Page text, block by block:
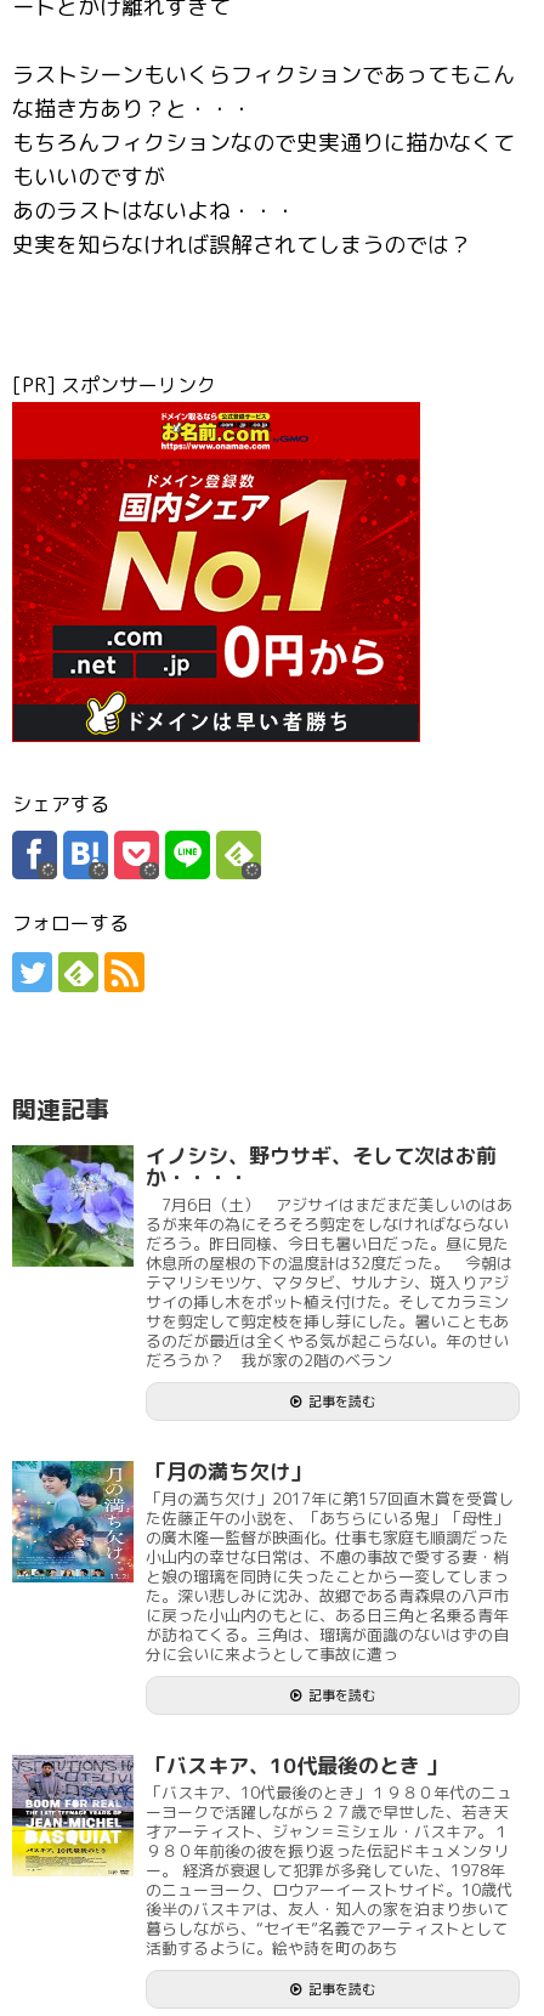
ートとかけ離れすぎて
ラストシーンもいくらフィクションであってもこん
な描き方あり？と・・・
もちろんフィクションなので史実通りに描かなくて
もいいのですが
あのラストはないよね・・・
史実を知らなければ誤解されてしまうのでは？
[PR] スポンサーリンク
シェアする
フォローする
関連記事
イノシシ、野ウサギ、そして次はお前
か・・・・
7月6日（土） アジサイはまだまだ美しいのはあ
るが来年の為にそろそろ剪定をしなければならない
だろう。昨日同様、今日も暑い日だった。昼に見た
休息所の屋根の下の温度計は32度だった。 今朝は
テマリシモツケ、マタタビ、サルナシ、斑入りアジ
サイの挿し木をポット植え付けた。そしてカラミン
サを剪定して剪定枝を挿し芽にした。暑いこともあ
るのだが最近は全くやる気が起こらない。年のせい
だろうか？ 我が家の2階のベラン
記事を読む
「月の満ち欠け」
「月の満ち欠け」2017年に第157回直木賞を受賞し
た佐藤正午の小説を、「あちらにいる鬼」「母性」
の廣木隆一監督が映画化。仕事も家庭も順調だった
小山内の幸せな日常は、不慮の事故で愛する妻・梢
と娘の瑠璃を同時に失ったことから一変してしまっ
た。深い悲しみに沈み、故郷である青森県の八戸市
に戻った小山内のもとに、ある日三角と名乗る青年
が訪ねてくる。三角は、瑠璃が面識のないはずの自
分に会いに来ようとして事故に遭っ
記事を読む
「バスキア、10代最後のとき 」
「バスキア、10代最後のとき」１９８０年代のニュ
ーヨークで活躍しながら２７歳で早世した、若き天
才アーティスト、ジャン＝ミシェル・バスキア。１
９８０年前後の彼を振り返った伝記ドキュメンタリ
ー。 経済が衰退して犯罪が多発していた、1978年
のニューヨーク、ロウアーイーストサイド。10歳代
後半のバスキアは、友人・知人の家を泊まり歩いて
暮らしながら、“セイモ”名義でアーティストとして
活動するように。絵や詩を町のあち
記事を読む